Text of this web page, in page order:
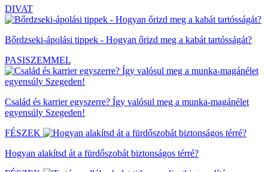
DIVAT
Bőrdzseki-ápolási tippek - Hogyan őrizd meg a kabát tartósságát?
PASISZEMMEL
Család és karrier egyszerre? Így valósul meg a munka-magánélet
egyensúly Szegeden!
FÉSZEK
Hogyan alakítsd át a fürdőszobát biztonságos térré?